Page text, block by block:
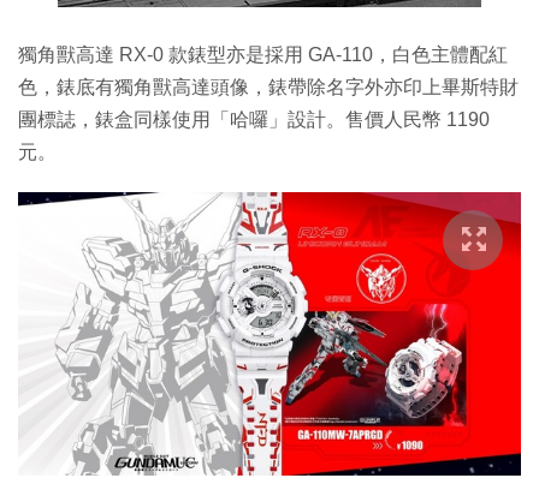
獨角獸高達 RX-0 款錶型亦是採用 GA-110，白色主體配紅
色，錶底有獨角獸高達頭像，錶帶除名字外亦印上畢斯特財
團標誌，錶盒同樣使用「哈囉」設計。售價人民幣 1190
元。